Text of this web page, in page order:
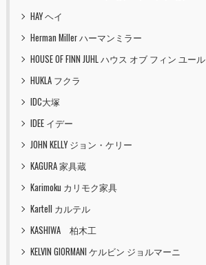
HAY ヘイ
Herman Miller ハーマンミラー
HOUSE OF FINN JUHL ハウス オブ フィン ユール
HUKLA フクラ
IDC大塚
IDEE イデー
JOHN KELLY ジョン・ケリー
KAGURA 家具蔵
Karimoku カリモク家具
Kartell カルテル
KASHIWA 柏木工
KELVIN GIORMANI ケルビン ジョルマーニ